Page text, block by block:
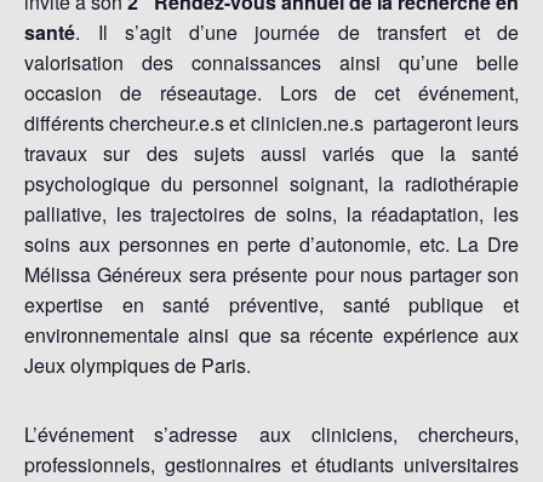
santé. Il s’agit d’une journée de transfert et de
valorisation des connaissances ainsi qu’une belle
occasion de réseautage. Lors de cet événement,
différents chercheur.e.s et clinicien.ne.s partageront leurs
travaux sur des sujets aussi variés que la santé
psychologique du personnel soignant, la radiothérapie
palliative, les trajectoires de soins, la réadaptation, les
soins aux personnes en perte d’autonomie, etc. La Dre
Mélissa Généreux sera présente pour nous partager son
expertise en santé préventive, santé publique et
environnementale ainsi que sa récente expérience aux
Jeux olympiques de Paris.
L’événement s’adresse aux cliniciens, chercheurs,
professionnels, gestionnaires et étudiants universitaires